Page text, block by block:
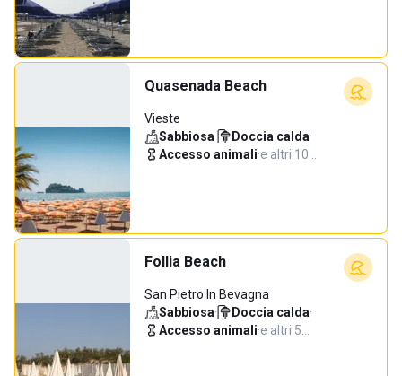
Quasenada Beach
Vieste
Sabbiosa· Doccia calda·
Accesso animali·e altri 10…
Follia Beach
San Pietro In Bevagna
Sabbiosa· Doccia calda·
Accesso animali·e altri 5…